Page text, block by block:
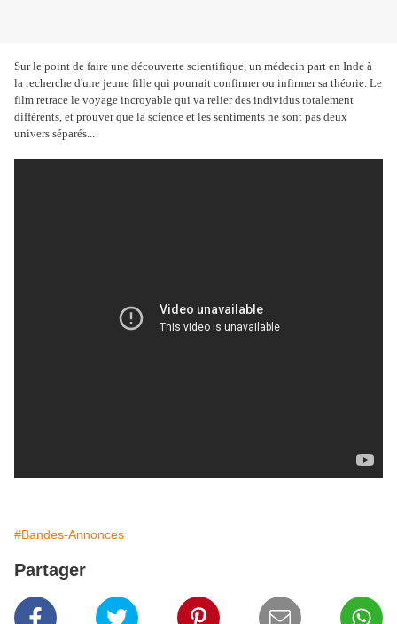
Sur le point de faire une découverte scientifique, un médecin part en Inde à
la recherche d'une jeune fille qui pourrait confirmer ou infirmer sa théorie. Le
film retrace le voyage incroyable qui va relier des individus totalement
différents, et prouver que la science et les sentiments ne sont pas deux
univers séparés...
#Bandes-Annonces
Partager